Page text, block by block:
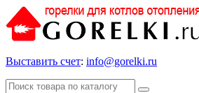
Выставить счет: info@gorelki.ru